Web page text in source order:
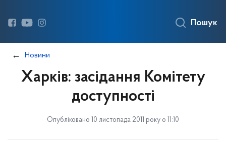
Пошук
Новини
Харків: засідання Комітету
доступності
Опубліковано 10 листопада 2011 року о 11:10